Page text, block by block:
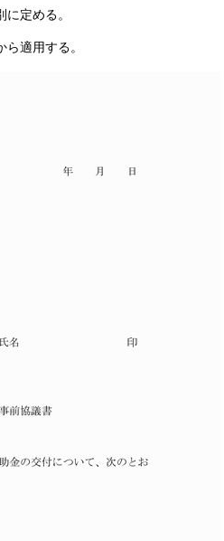
定める。
適用する。